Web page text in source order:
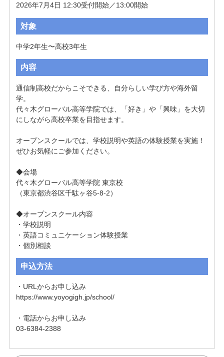
2026年7月4日 12:30受付開始／13:00開始
対象
中学2年生〜高校3年生
内容
通信制高校だからこそできる、自分らしい学び方や海外留
学。
代々木グローバル高等学院では、「好き」や「興味」を大切
にしながら高校卒業を目指せます。
オープンスクールでは、学校説明や英語の体験授業を実施！
ぜひお気軽にご参加ください。
◆会場
代々木グローバル高等学院 東京校
（東京都渋谷区千駄ヶ谷5-8-2）
◆オープンスクール内容
・学校説明
・英語コミュニケーション体験授業
・個別相談
申込方法
・URLからお申し込み
https://www.yoyogigh.jp/school/
・電話からお申し込み
03-6384-2388